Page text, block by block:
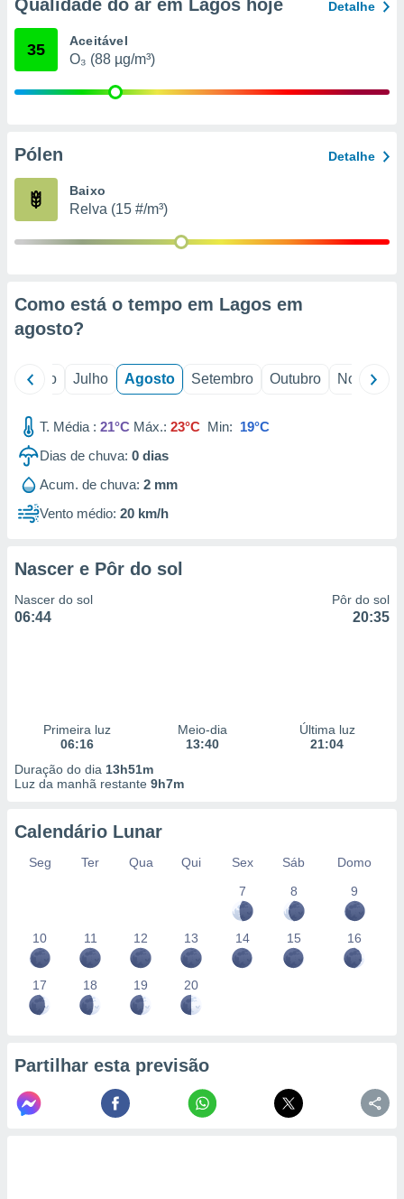
estudos
e
Qualidade do ar em Lagos hoje Detalhe
35 Aceitável
O₃ (88 µg/m³)
Pólen Detalhe
Baixo
Relva (15 #/m³)
Como está o tempo em Lagos em
agosto?
Junho Julho Agosto Setembro Outubro Novembro
T. Média : 21°C Máx.: 23°C Min: 19°C
Dias de chuva: 0 dias
Acum. de chuva: 2 mm
Vento médio: 20 km/h
Nascer e Pôr do sol
Nascer do sol
06:44
Pôr do sol
20:35
Primeira luz
06:16
Meio-dia
13:40
Última luz
21:04
Duração do dia 13h51m
Luz da manhã restante 9h7m
Calendário Lunar
Seg Ter Qua Qui Sex Sáb
Domo
7
8 9
10 11 12 13 14 15 16
17 18 19 20
Partilhar esta previsão